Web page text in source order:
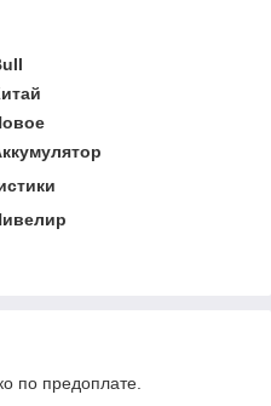
по предоплате.